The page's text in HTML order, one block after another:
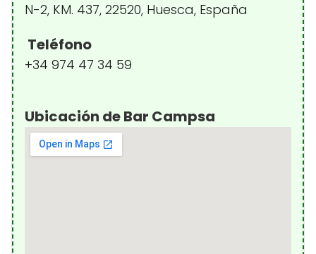
N-2, KM. 437, 22520, Huesca, España
Teléfono
+34 974 47 34 59
Ubicación de Bar Campsa